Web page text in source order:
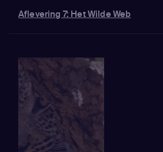
Aflevering 7: Het Wilde Web